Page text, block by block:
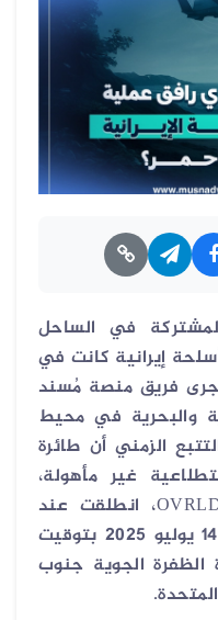
في الساحل
إيرانية كانت في
فريق منصة مُسند
والبحرية في محيط
الزمني أن طائرة
غير مأهولة،
، انطلقت عند
فجرًا بتاريخ 14 يوليو 2025 بتوقيت
الجوية جنوب